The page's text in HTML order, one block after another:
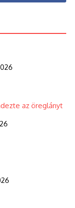
az öreglányt